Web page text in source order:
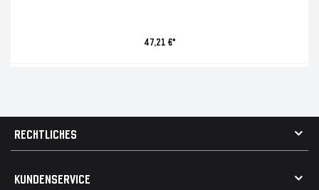
47,21 €*
RECHTLICHES
KUNDENSERVICE